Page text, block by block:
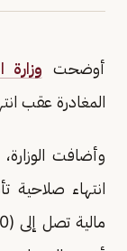
أوضحت وزارة
المغادرة عقب
وأضافت
انتهاء صلاحية